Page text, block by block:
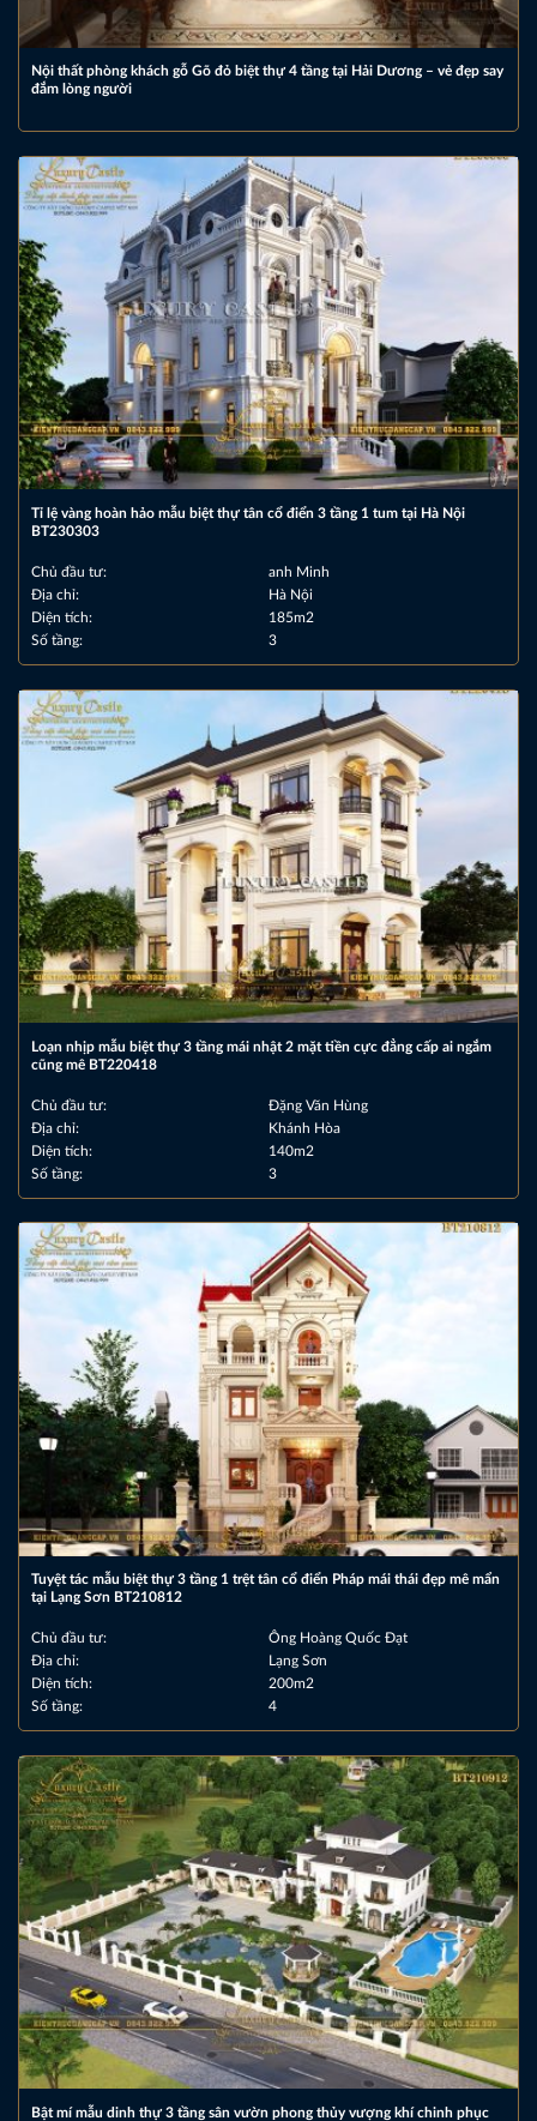
Nội thất phòng khách gỗ Gõ đỏ biệt thự 4 tầng tại Hải Dương – vẻ đẹp say
đắm lòng người
Tỉ lệ vàng hoàn hảo mẫu biệt thự tân cổ điển 3 tầng 1 tum tại Hà Nội
BT230303
Chủ đầu tư:
anh Minh
Địa chỉ:
Hà Nội
Diện tích:
185m2
Số tầng:
3
Loạn nhịp mẫu biệt thự 3 tầng mái nhật 2 mặt tiền cực đẳng cấp ai ngắm
cũng mê BT220418
Chủ đầu tư:
Đặng Văn Hùng
Địa chỉ:
Khánh Hòa
Diện tích:
140m2
Số tầng:
3
Tuyệt tác mẫu biệt thự 3 tầng 1 trệt tân cổ điển Pháp mái thái đẹp mê mẩn
tại Lạng Sơn BT210812
Chủ đầu tư:
Ông Hoàng Quốc Đạt
Địa chỉ:
Lạng Sơn
Diện tích:
200m2
Số tầng:
4
Bật mí mẫu dinh thự 3 tầng sân vườn phong thủy vượng khí chinh phục